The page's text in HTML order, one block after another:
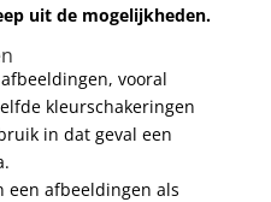
uit de mogelijkheden.
vooral
kleurschakeringen
in dat geval een
een afbeeldingen als